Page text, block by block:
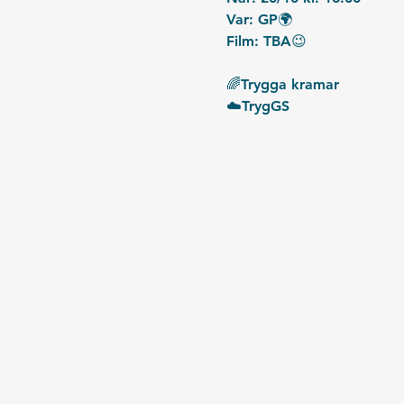
Var: GP🌍
Film: TBA😉
🌈Trygga kramar
☁️TrygGS